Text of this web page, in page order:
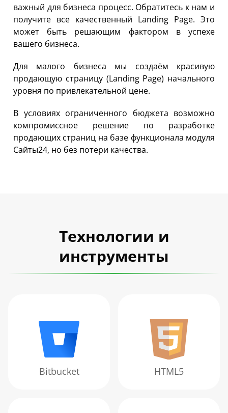
важный для бизнеса процесс. Обратитесь к нам и
получите все качественный Landing Page. Это
может быть решающим фактором в успехе
вашего бизнеса.
Для малого бизнеса мы создаём красивую
продающую страницу (Landing Page) начального
уровня по привлекательной цене.
В условиях ограниченного бюджета возможно
компромиссное решение по разработке
продающих страниц на базе функционала модуля
Сайты24, но без потери качества.
Технологии и
инструменты
Bitbucket HTML5